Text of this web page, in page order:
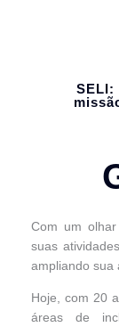
SELI:
Com um
suas
ampliando sua
Hoje, com 20
áreas de